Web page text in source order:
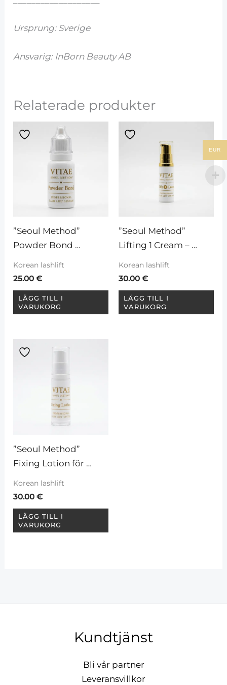
Ursprung: Sverige
Ansvarig: InBorn Beauty AB
Relaterade produkter
”Seoul Method”
Powder Bond
koreansk teknik
Korean lashlift
25.00€
LÄGG TILL I
VARUKORG
”Seoul Method”
Lifting 1 Cream –
Korean lashlift
30.00 €
LÄGG TILL I
VARUKORG
”Seoul Method”
Fixing Lotion för
Korean lashlift
30.00€
LÄGG TILL I
VARUKORG
Kundtjänst
Bli vår partner
Leveransvillkor
EUR